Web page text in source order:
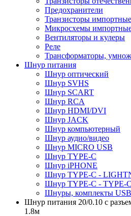
Предохранители
Транзисторы импортные
Микросхемы
Вентиляторы и кулеры
Реле
Трансформаторы,
Шнур питания
Шнур оптический
Шнур SVHS
Шнур SCART
Шнур RCA
Шнур HDMI/DVI
Шнур JACK
Шнур компьютерный
Шнур аудио/видео
Шнур MICRO USB
Шнур TYPE-C
Шнур iPHONE
Шнур TYPE-C -
Шнур TYPE-C - TYPE-C
Шнуры, комплекты USB
Шнур питания 20/0.10 с
1.8м